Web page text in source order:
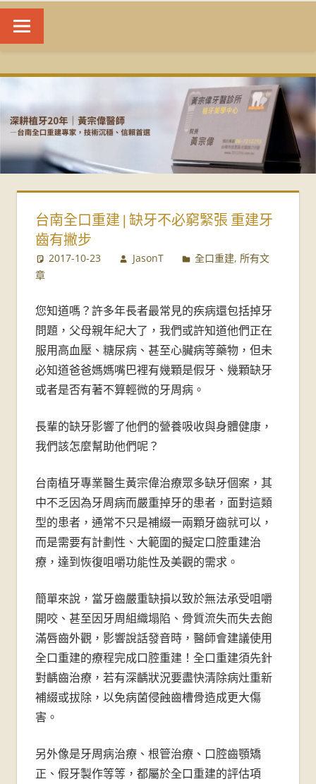
台
南
植
牙
|
黃
宗
偉
牙
醫
診
所-
南
牙
醫
推
薦
台南全口重建 | 缺牙不必窮緊張 重建牙
齒有撇步
2017-10-23 JasonT 全口重建, 所有文
章
您知道嗎？許多年長者最常見的疾病還包括掉牙
問題，父母親年紀大了，我們或許知道他們正在
服用高血壓、糖尿病、甚至心臟病等藥物，但未
必知道爸爸媽媽嘴巴裡有幾顆是假牙、幾顆缺牙
或者是否有著不算輕微的牙周病。
長輩的缺牙影響了他們的營養吸收與身體健康，
我們該怎麼幫助他們呢？
台南植牙專業醫生黃宗偉治療眾多缺牙個案，其
中不乏因為牙周病而嚴重掉牙的患者，面對這類
型的患者，通常不只是補綴一兩顆牙齒就可以，
而是需要有計劃性、大範圍的擬定口腔重建治
療，達到恢復咀嚼功能性及美觀的需求。
簡單來說，當牙齒嚴重缺損以致於無法承受咀嚼
開咬、甚至因牙周組織塌陷、骨質流失而失去飽
滿唇齒外觀，影響說話發音時，醫師會建議使用
全口重建的療程完成口腔重建！全口重建須先針
對齲齒治療，若有深齲狀況要盡快清除病灶重新
補綴或拔除，以免病菌侵蝕齒槽骨造成更大傷
害。
另外像是牙周病治療、根管治療、口腔齒顎矯
正、假牙製作等等，都屬於全口重建的評估項